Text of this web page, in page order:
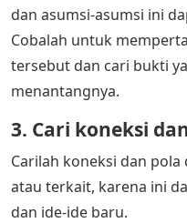
dan asumsi-asumsi ini
Cobalah untuk
tersebut dan cari bukti
menantangnya.
3. Cari koneksi
Carilah koneksi dan
atau terkait, karena ini
dan ide-ide baru.